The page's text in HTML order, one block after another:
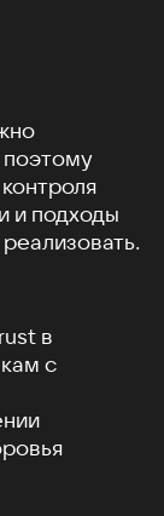
поэтому
и подходы
в
с